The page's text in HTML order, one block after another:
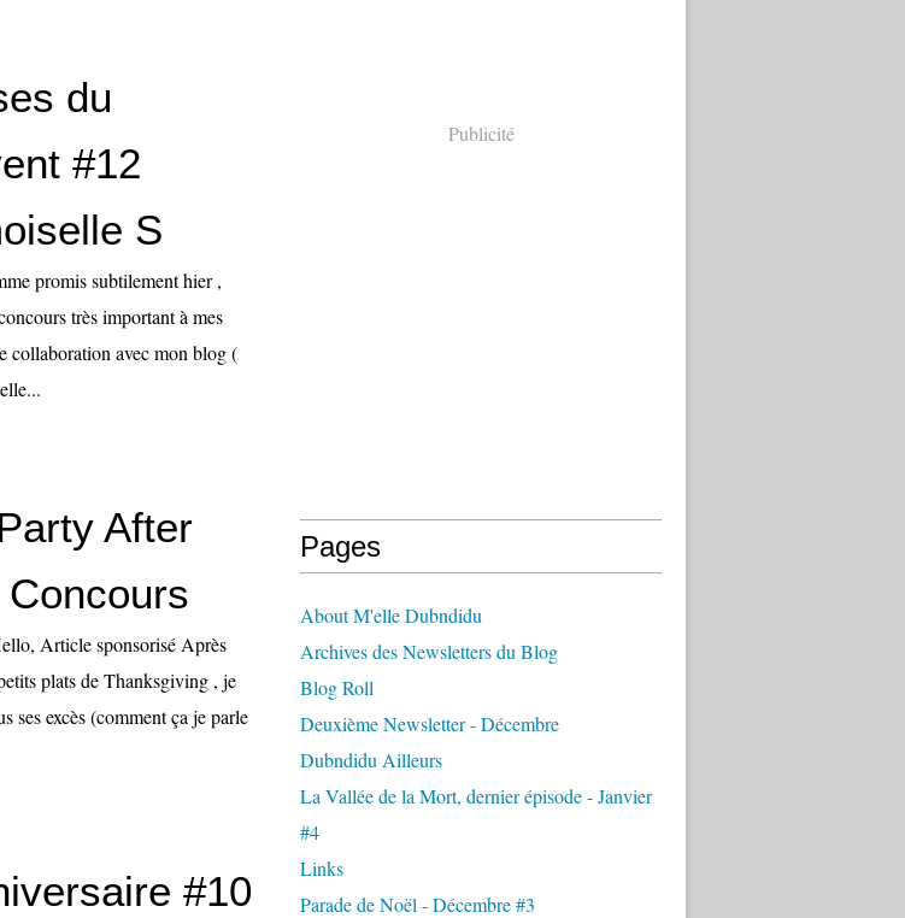
du
#12
S
promis subtilement hier ,
très important à mes
collaboration avec mon blog (
After
Article sponsorisé Après
plats de Thanksgiving , je
ses excès (comment ça je parle
#10
Publicité
Pages
About M'elle Dubndidu
Archives des Newsletters du Blog
Blog Roll
Deuxième Newsletter - Décembre
Dubndidu Ailleurs
La Vallée de la Mort, dernier épisode - Janvier
#4
Links
Parade de Noël - Décembre #3